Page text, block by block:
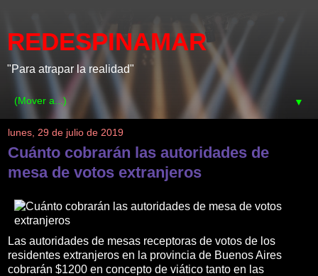
REDESPINAMAR
"Para atrapar la realidad"
▼
lunes, 29 de julio de 2019
Cuánto cobrarán las autoridades de
mesa de votos extranjeros
Las autoridades de mesas receptoras de votos de los
residentes extranjeros en la provincia de Buenos Aires
cobrarán $1200 en concepto de viático tanto en las